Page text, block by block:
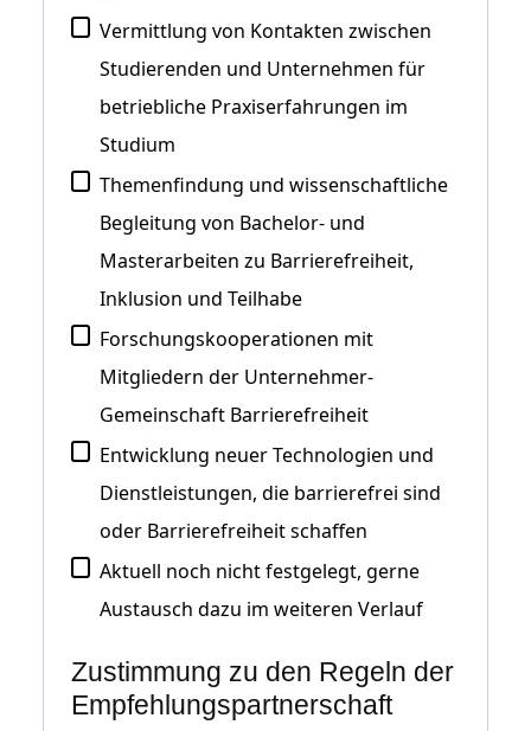
Vermittlung von Kontakten zwischen
Studierenden und Unternehmen für
betriebliche Praxiserfahrungen im
Studium
Themenfindung und wissenschaftliche
Begleitung von Bachelor- und
Masterarbeiten zu Barrierefreiheit,
Inklusion und Teilhabe
Forschungskooperationen mit
Mitgliedern der Unternehmer-
Gemeinschaft Barrierefreiheit
Entwicklung neuer Technologien und
Dienstleistungen, die barrierefrei sind
oder Barrierefreiheit schaffen
Aktuell noch nicht festgelegt, gerne
Austausch dazu im weiteren Verlauf
Zustimmung zu den Regeln der
Empfehlungspartnerschaft